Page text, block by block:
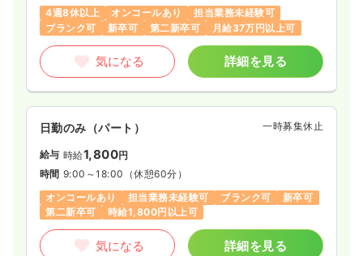
4週8休以上
オンコールあり
担当業務未経験可
ブランク可
新卒可 第二新卒可 月給37万円以上可
気になる 詳細を見る
日勤のみ（パート） 一時募集休止
給与 時給1,800円
時間 9:00～18:00 （休憩60分）
オンコールあり
担当業務未経験可 ブランク可
新卒可
第二新卒可
時給1,800円以上可
気になる 詳細を見る